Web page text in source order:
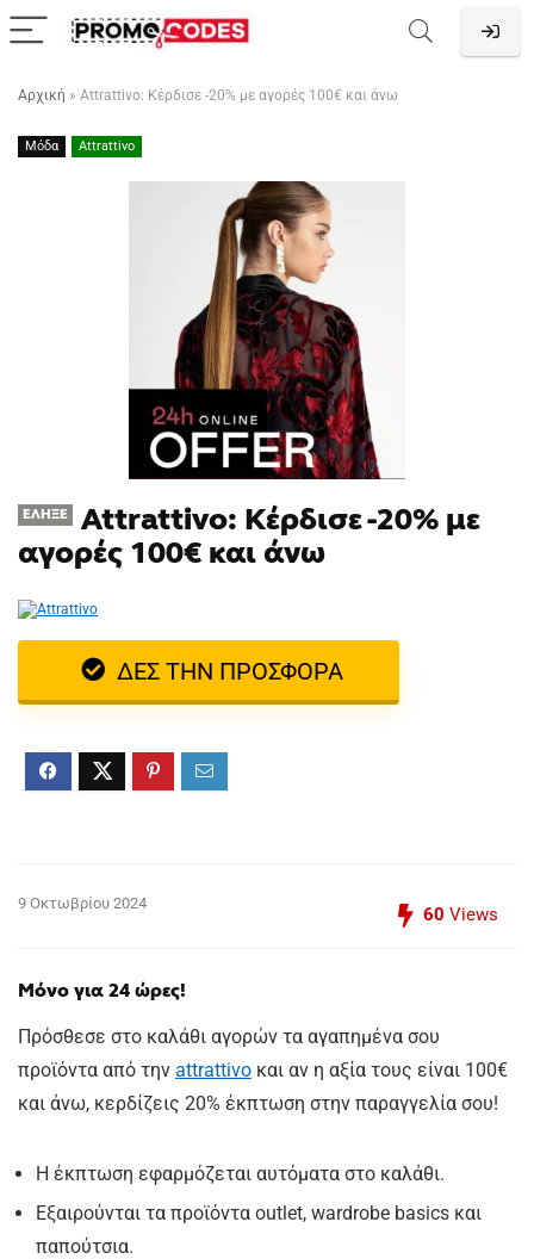
Αρχική » Attrattivo: Κέρδισε -20% με αγορές 100€ και άνω
Μόδα Attrattivo
ΈΛΗΞΕ
Attrattivo: Κέρδισε -20% με
αγορές 100€ και άνω
ΔΕΣ ΤΗΝ ΠΡΟΣΦΟΡΑ
9 Οκτωβρίου 2024
60 Views
Μόνο για 24 ώρες!
Πρόσθεσε στο καλάθι αγορών τα αγαπημένα σου
προϊόντα από την attrattivo και αν η αξία τους είναι 100€
και άνω, κερδίζεις 20% έκπτωση στην παραγγελία σου!
Η έκπτωση εφαρμόζεται αυτόματα στο καλάθι.
Εξαιρούνται τα προϊόντα outlet, wardrobe basics και
παπούτσια.